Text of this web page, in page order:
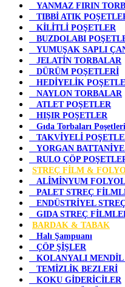
YANMAZ FIRIN
TIBBİ ATIK
KİLİTLİ POŞETLER
BUZDOLABI
YUMUŞAK SAPLI
JELATİN TORBALAR
DÜRÜM POŞETLERİ
HEDİYELİK
NAYLON TORBALAR
ATLET POŞETLER
HIŞIR POŞETLER
Gıda Torbaları Poşetleri
TAKVİYELİ
YORGAN
RULO ÇÖP
STREÇ FİLM &
ALİMİNYUM
PALET STREÇ
ENDÜSTRİYEL
GIDA STREÇ
BARDAK & TABAK
Halı Şampuanı
ÇÖP ŞİŞLER
KOLANYALI MENDİL
TEMİZLİK BEZLERİ
KOKU GİDERİCİLER